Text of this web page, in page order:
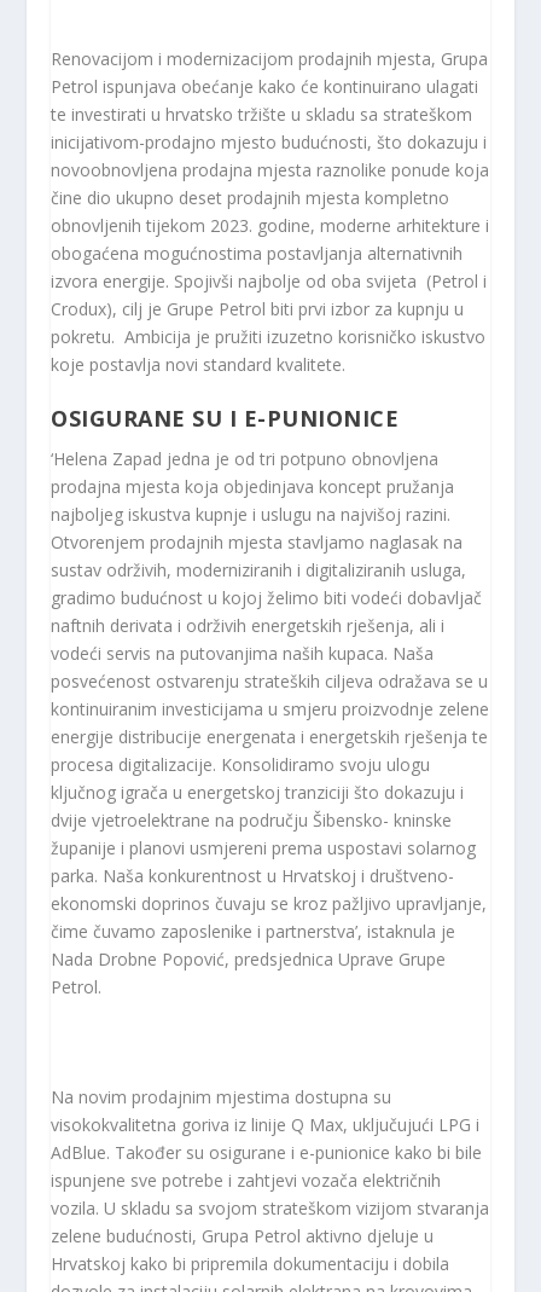
Renovacijom i modernizacijom prodajnih mjesta, Grupa
Petrol ispunjava obećanje kako će kontinuirano ulagati
te investirati u hrvatsko tržište u skladu sa strateškom
inicijativom-prodajno mjesto budućnosti, što dokazuju i
novoobnovljena prodajna mjesta raznolike ponude koja
čine dio ukupno deset prodajnih mjesta kompletno
obnovljenih tijekom 2023. godine, moderne arhitekture i
obogaćena mogućnostima postavljanja alternativnih
izvora energije. Spojivši najbolje od oba svijeta (Petrol i
Crodux), cilj je Grupe Petrol biti prvi izbor za kupnju u
pokretu. Ambicija je pružiti izuzetno korisničko iskustvo
koje postavlja novi standard kvalitete.
OSIGURANE SU I E-PUNIONICE
‘Helena Zapad jedna je od tri potpuno obnovljena
prodajna mjesta koja objedinjava koncept pružanja
najboljeg iskustva kupnje i uslugu na najvišoj razini.
Otvorenjem prodajnih mjesta stavljamo naglasak na
sustav održivih, moderniziranih i digitaliziranih usluga,
gradimo budućnost u kojoj želimo biti vodeći dobavljač
naftnih derivata i održivih energetskih rješenja, ali i
vodeći servis na putovanjima naših kupaca. Naša
posvećenost ostvarenju strateških ciljeva odražava se u
kontinuiranim investicijama u smjeru proizvodnje zelene
energije distribucije energenata i energetskih rješenja te
procesa digitalizacije. Konsolidiramo svoju ulogu
ključnog igrača u energetskoj tranziciji što dokazuju i
dvije vjetroelektrane na području Šibensko- kninske
županije i planovi usmjereni prema uspostavi solarnog
parka. Naša konkurentnost u Hrvatskoj i društveno-
ekonomski doprinos čuvaju se kroz pažljivo upravljanje,
čime čuvamo zaposlenike i partnerstva’, istaknula je
Nada Drobne Popović, predsjednica Uprave Grupe
Petrol.
Na novim prodajnim mjestima dostupna su
visokokvalitetna goriva iz linije Q Max, uključujući LPG i
AdBlue. Također su osigurane i e-punionice kako bi bile
ispunjene sve potrebe i zahtjevi vozača električnih
vozila. U skladu sa svojom strateškom vizijom stvaranja
zelene budućnosti, Grupa Petrol aktivno djeluje u
Hrvatskoj kako bi pripremila dokumentaciju i dobila